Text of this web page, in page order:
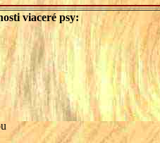
viaceré psy: